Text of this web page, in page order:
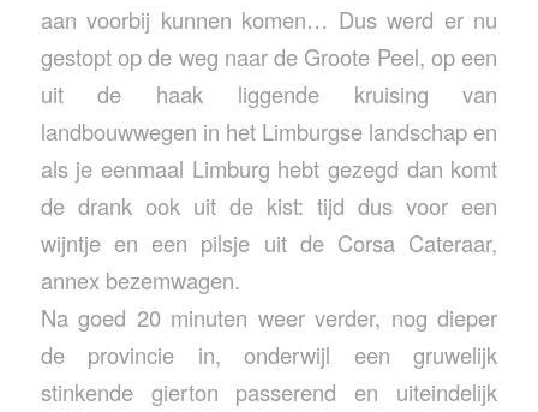
aan voorbij kunnen komen… Dus werd er nu
gestopt op de weg naar de Groote Peel, op een
uit de haak liggende kruising van
landbouwwegen in het Limburgse landschap en
als je eenmaal Limburg hebt gezegd dan komt
de drank ook uit de kist: tijd dus voor een
wijntje en een pilsje uit de Corsa Cateraar,
annex bezemwagen.
Na goed 20 minuten weer verder, nog dieper
de provincie in, onderwijl een gruwelijk
stinkende gierton passerend en uiteindelijk